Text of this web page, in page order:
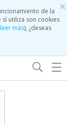
×
de la
utiliza son cookies
más), ¿deseas
☰